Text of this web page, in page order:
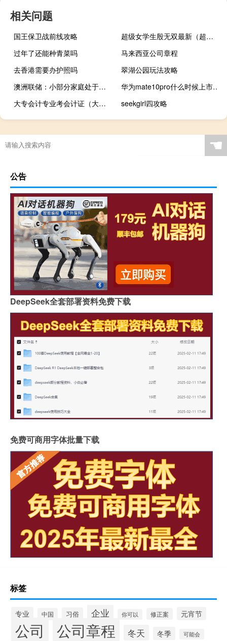
相关问题
国王保卫战前线攻略
超级女学生殷无双最新（超级女学生）
过年了还能种青菜吗
马来西亚公司章程
去香港需要办护照吗
翠湖公园玩法攻略
澳洲联储：小部分家庭处于早期金融压力阶段但比例正在上升失业率的任何增加都会加大压力但不太可能对整个系统构成威胁
华为mate10pro什么时候上市（关于华为mate10pro什么时候上市的介绍）
大专会计专业考会计证（大专会计专业课程）
seekgirl四攻略
☚
公告
DeepSeek全套部署资料免费下载
免费可商用字体批量下载
标签
专业 中国 习俗 企业 你可以 修正案 元宵节
公司 公司章程 冬天 冬季 可能会